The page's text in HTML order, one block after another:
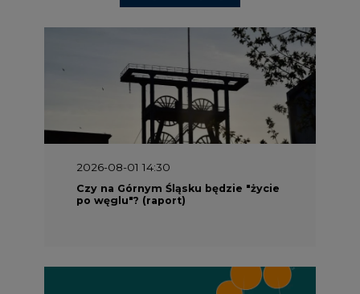
2026-08-01 14:30
Czy na Górnym Śląsku będzie "życie
po węglu"? (raport)